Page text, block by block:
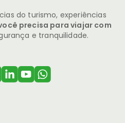
do turismo, experiências
precisa para viajar com
e tranquilidade.